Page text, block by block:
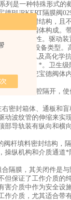
列是一种特殊形式
BURKERT隔膜阀
填料密封结构，且
个二通阀体构成。
使用可能性。驱动
和防爆的设备类型
以及高化学
和安装，*。卫生
隔膜，把宝德阀体
与上部内腔隔开，
密封箱体、通板和
波纹管的伸缩来实
导轨装有纵向和横
杆填料密封结构，
纵机构和介质通道
隔膜，其关闭件是
保证了工作介质的
介质中作为安全设
介质，尤其适合带